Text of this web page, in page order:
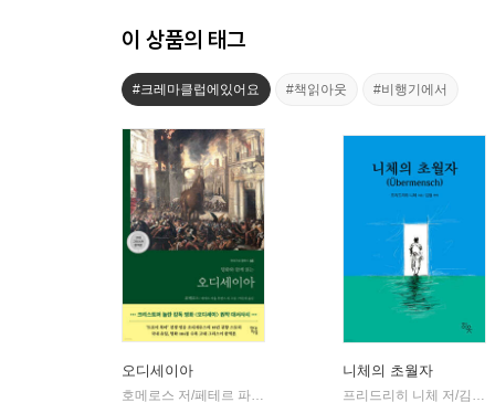
이 상품의 태그
#크레마클럽에있어요 #책읽아웃 #비행기에서
오디세이아
호메로스 저/페테르 파울 루벤스 그림/박문재 역 |
현대지성
니체의 초월자
프리드리히 니체 저/김철 편역